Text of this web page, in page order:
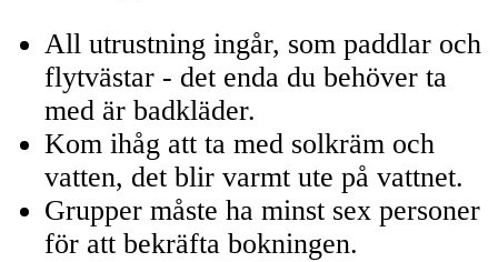
All utrustning ingår, som paddlar och
flytvästar - det enda du behöver ta
med är badkläder.
Kom ihåg att ta med solkräm och
vatten, det blir varmt ute på vattnet.
Grupper måste ha minst sex personer
för att bekräfta bokningen.